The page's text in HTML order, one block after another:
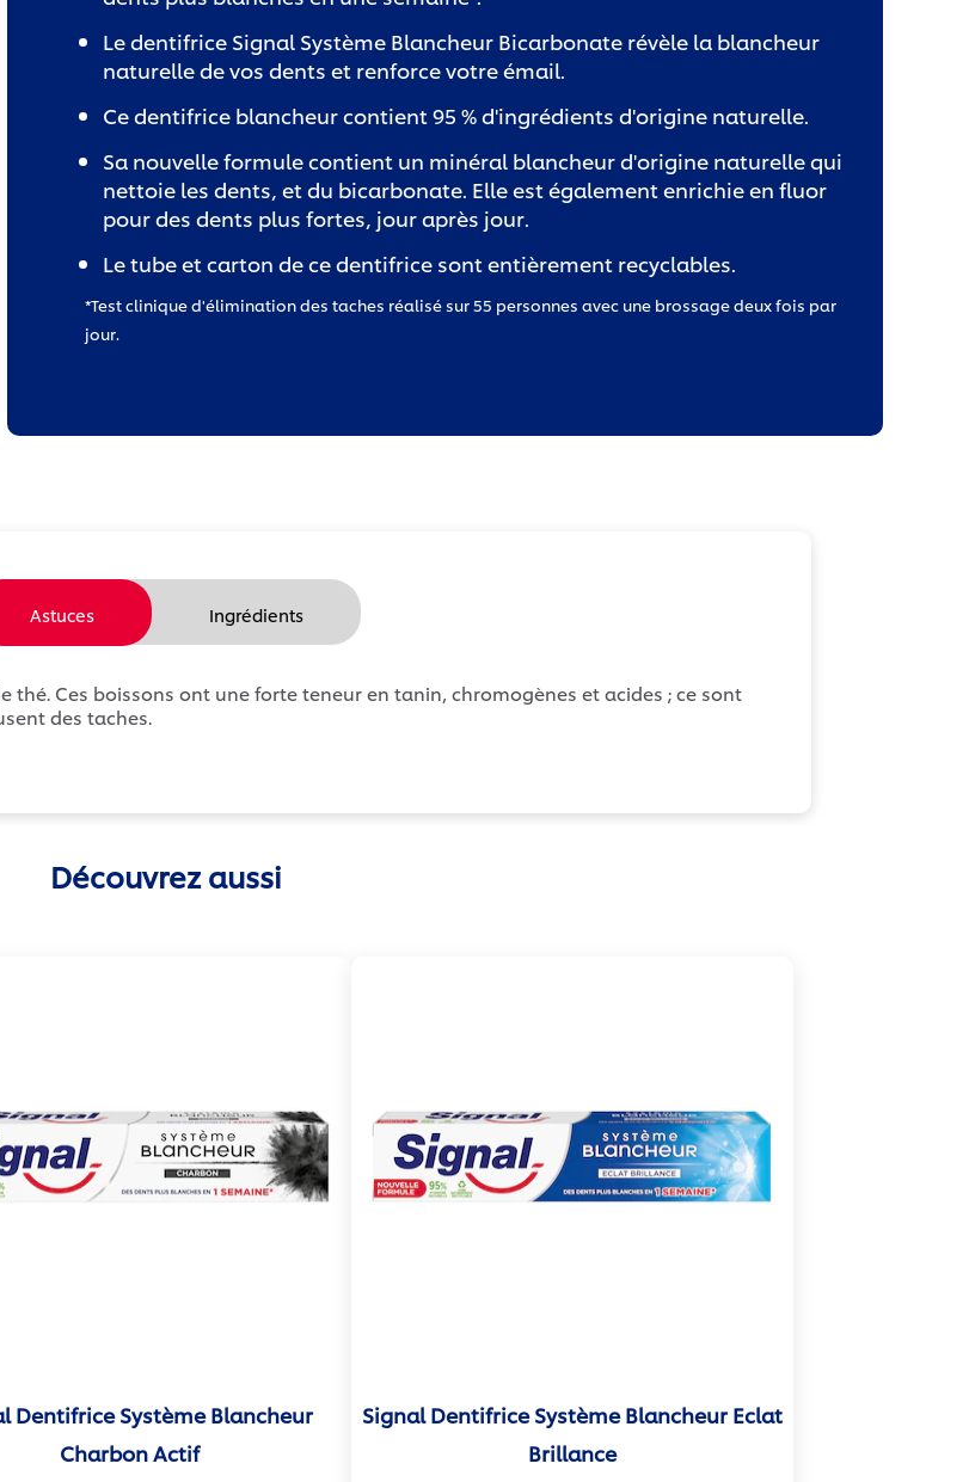
Le dentifrice Signal Système Blancheur Bicarbonate révèle la blancheur
naturelle de vos dents et renforce votre émail.
Ce dentifrice blancheur contient 95 % d'ingrédients d'origine naturelle.
Sa nouvelle formule contient un minéral blancheur d'origine naturelle qui
nettoie les dents, et du bicarbonate. Elle est également enrichie en fluor
pour des dents plus fortes, jour après jour.
Le tube et carton de ce dentifrice sont entièrement recyclables.
*Test clinique d'élimination des taches réalisé sur 55 personnes avec une brossage deux fois par
jour.
Astuces Ingrédients
thé. Ces boissons ont une forte teneur en tanin, chromogènes et acides ; ce sont
des taches.
Découvrez aussi
Dentifrice Système Blancheur
Charbon Actif
Signal Dentifrice Système Blancheur Eclat
Brillance